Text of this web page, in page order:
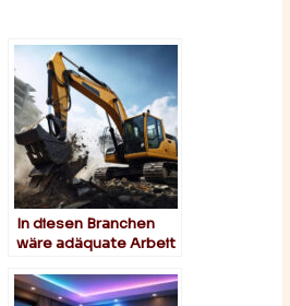
In diesen Branchen
wäre adäquate Arbeit
kaum möglich